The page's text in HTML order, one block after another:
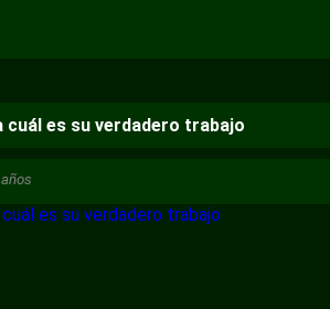
cuál es su verdadero trabajo